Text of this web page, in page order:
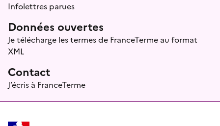
Infolettres parues
Données ouvertes
Je télécharge les termes de FranceTerme au format
XML
Contact
J’écris à FranceTerme